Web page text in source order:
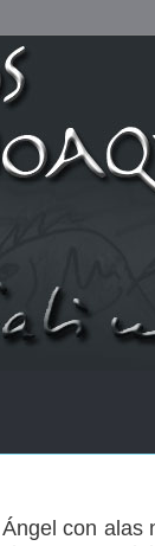
con alas